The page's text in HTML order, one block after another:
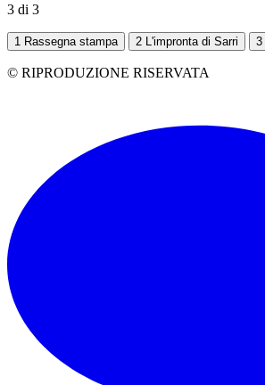
3 di 3
1 Rassegna stampa 2 L'impronta di Sarri 3
© RIPRODUZIONE RISERVATA